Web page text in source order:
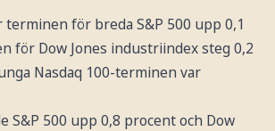
terminen för breda S&P 500 upp 0,1
för Dow Jones industriindex steg 0,2
Nasdaq 100-terminen var
S&P 500 upp 0,8 procent och Dow